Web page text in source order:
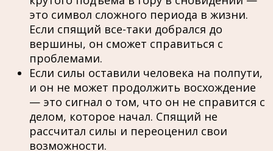
это символ сложного периода в жизни.
Если спящий все-таки добрался до
вершины, он сможет справиться с
проблемами.
Если силы оставили человека на полпути,
и он не может продолжить восхождение
— это сигнал о том, что он не справится с
делом, которое начал. Спящий не
рассчитал силы и переоценил свои
возможности.